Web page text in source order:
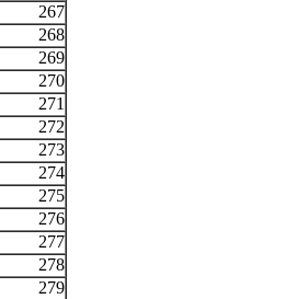
267
268
269
270
271
272
273
274
275
276
277
278
279